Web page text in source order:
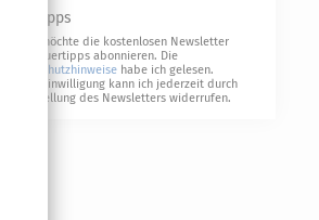
Geldtipps
Ja, ich möchte die kostenlosen Newsletter
von Steuertipps abonnieren. Die
Datenschutzhinweise habe ich gelesen.
Meine Einwilligung kann ich jederzeit durch
Abbestellung des Newsletters widerrufen.